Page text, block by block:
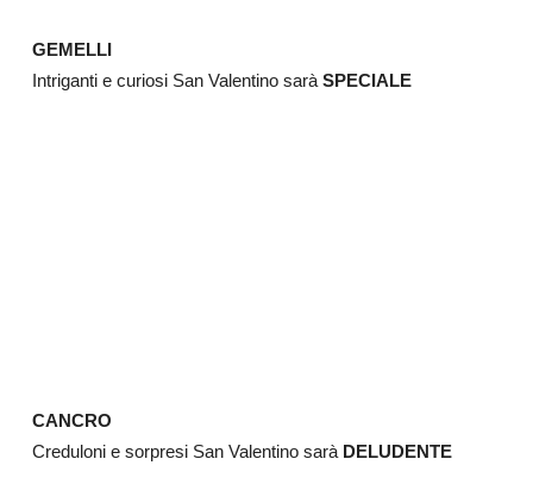
GEMELLI
Intriganti e curiosi San Valentino sarà SPECIALE
CANCRO
Creduloni e sorpresi San Valentino sarà DELUDENTE